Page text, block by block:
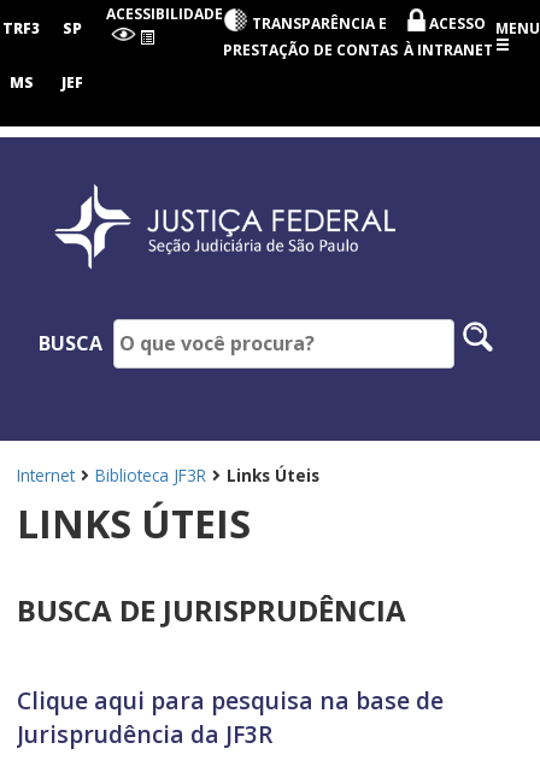
Judiciária
Paulo
TRF3 SP
MS JEF
ACESSIBILIDADE
TRANSPARÊNCIA E
PRESTAÇÃO DE CONTAS
ACESSO
À INTRANET
MENU
BUSCA
Internet Biblioteca JF3R Links Úteis
LINKS ÚTEIS
BUSCA DE JURISPRUDÊNCIA
Clique aqui para pesquisa na base de
Jurisprudência da JF3R